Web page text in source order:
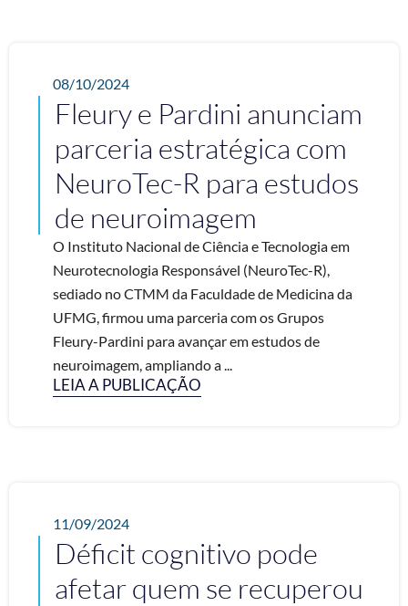
08/10/2024
Fleury e Pardini anunciam
parceria estratégica com
NeuroTec-R para estudos
de neuroimagem
O Instituto Nacional de Ciência e Tecnologia em
Neurotecnologia Responsável (NeuroTec-R),
sediado no CTMM da Faculdade de Medicina da
UFMG, firmou uma parceria com os Grupos
Fleury-Pardini para avançar em estudos de
neuroimagem, ampliando a ...
LEIA A PUBLICAÇÃO
11/09/2024
Déficit cognitivo pode
afetar quem se recuperou